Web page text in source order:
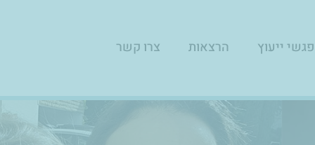
ייעוץ הרצאות צרו קשר